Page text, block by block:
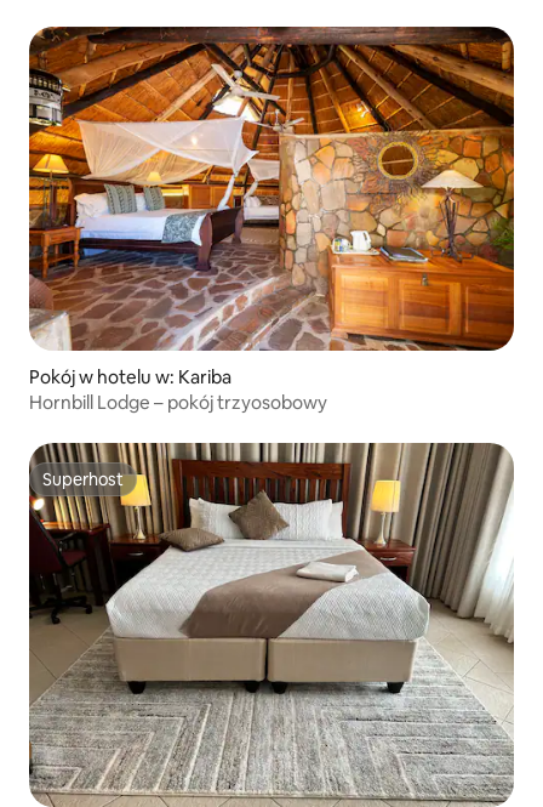
Pokój w hotelu w: Kariba
Hornbill Lodge – pokój trzyosobowy
Superhost
Superhost